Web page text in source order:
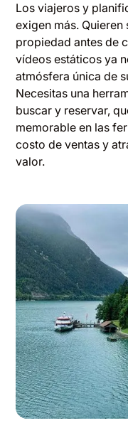
Los viajeros y
exigen más.
propiedad antes de
vídeos estáticos ya
atmósfera única de
Necesitas una
buscar y reservar,
memorable en las
costo de ventas y
valor.